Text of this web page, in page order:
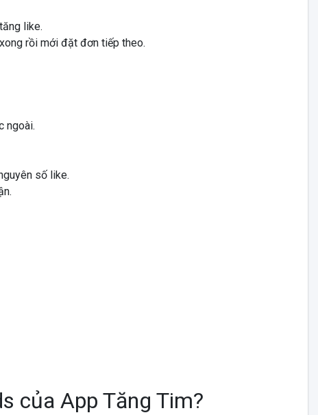
like.
rồi mới đặt đơn tiếp theo.
ngoài.
số like.
của App Tăng Tim?